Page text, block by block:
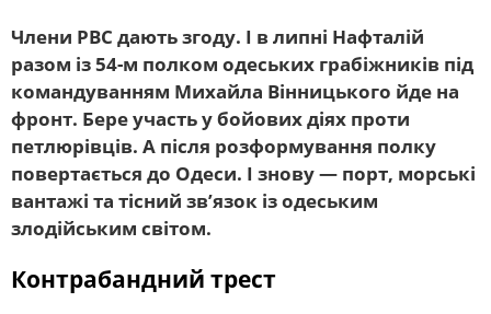
Члени РВС дають згоду. І в липні Нафталій
разом із 54-м полком одеських грабіжників під
командуванням Михайла Вінницького йде на
фронт. Бере участь у бойових діях проти
петлюрівців. А після розформування полку
повертається до Одеси. І знову — порт, морські
вантажі та тісний зв’язок із одеським
злодійським світом.
Контрабандний трест